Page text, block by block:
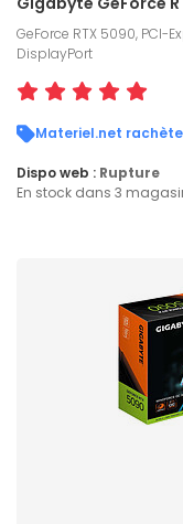
GeForce RTX 5090, PCI-
DisplayPort
Materiel.net
Dispo web : Rupture
En stock dans 3